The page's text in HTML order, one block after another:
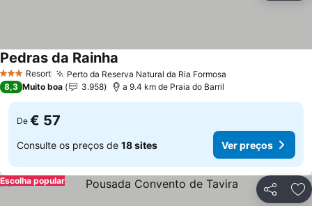
3 EstrelasResort Perto da Reserva Natural da Ria Formosa
Pedras da Rainha
8,3 Muito boa 3.958 a 9.4 km de Praia do Barril
De € 57
Consulte os preços de 18 sites Ver preços
Partilhar
Escolha popular